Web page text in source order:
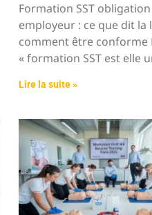
Formation SST obligation
employeur : ce que dit la
comment être conforme
« formation SST est elle
Lire la suite »